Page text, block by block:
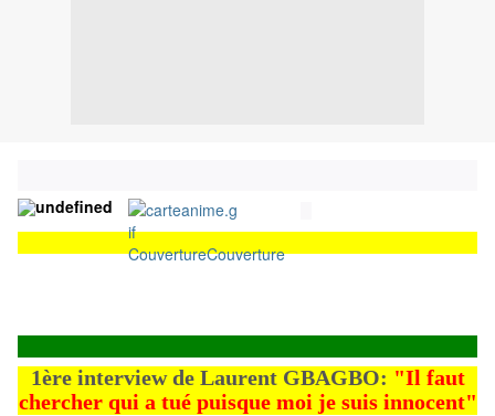
CouvertureCouverture
1ère interview de Laurent GBAGBO: "Il faut
chercher qui a tué puisque moi je suis innocent"